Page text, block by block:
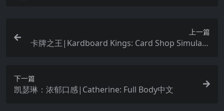
上一篇
卡牌之王|Kardboard Kings: Card Shop Simulato
下一篇
凯瑟琳：浓郁口感|Catherine: Full Body中文